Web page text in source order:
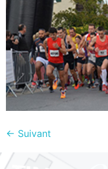
← Suivant